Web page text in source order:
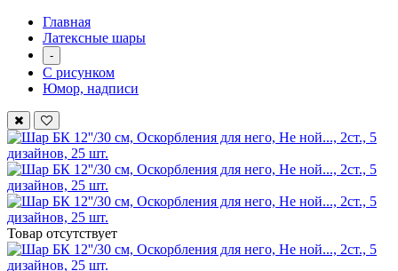
Главная
Латексные шары
-
С рисунком
Юмор, надписи
Товар отсутствует